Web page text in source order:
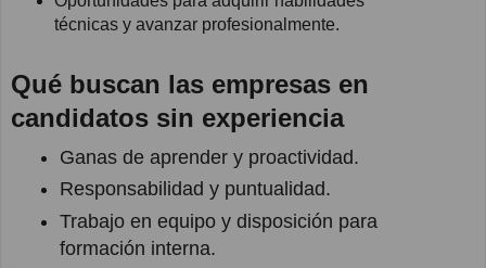
técnicas y avanzar profesionalmente.
Qué buscan las empresas en
candidatos sin experiencia
Ganas de aprender y proactividad.
Responsabilidad y puntualidad.
Trabajo en equipo y disposición para
formación interna.